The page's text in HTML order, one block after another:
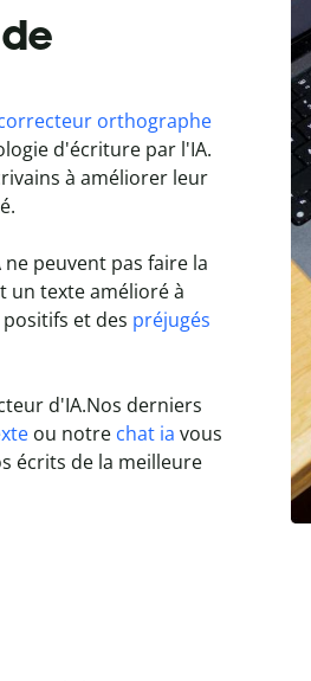
orthographe
d'écriture par l'IA.
à améliorer leur
peuvent pas faire la
un texte amélioré à
et des préjugés
d'IA.Nos derniers
ou notre chat ia vous
écrits de la meilleure